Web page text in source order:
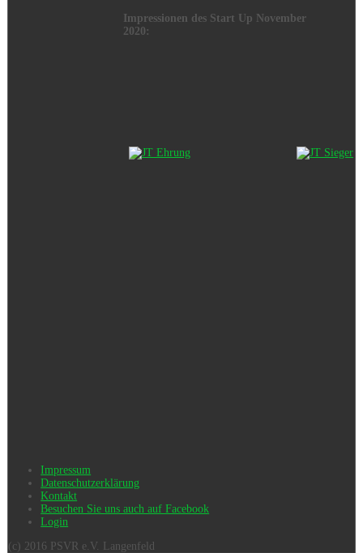
Impressionen des Start Up November
2020:
Impressum
Datenschutzerklärung
Kontakt
Besuchen Sie uns auch auf Facebook
Login
(c) 2016 PSVR e.V. Langenfeld